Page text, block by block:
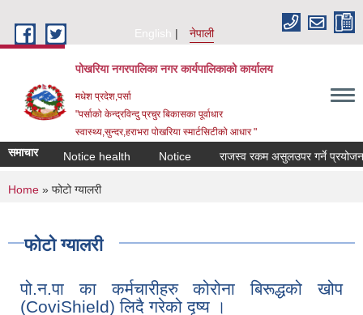
English
नेपाली
पोखरिया नगरपालिका नगर कार्यपालिकाको कार्यालय
मधेश प्रदेश,पर्सा
"पर्साको केन्द्रविन्दु प्रचुर बिकासका पूर्वाधार
स्वास्थ्य,सुन्दर,हराभरा पोखरिया स्मार्टसिटीको आधार "
समाचार Notice health Notice राजस्व रकम असुलउपर गर्ने प्रयोजनार्थ
You are here
Home » फोटो ग्यालरी
फोटो ग्यालरी
पो.न.पा का कर्मचारीहरु कोरोना बिरूद्धको खोप
(CoviShield) लिदै गरेको दृष्य ।